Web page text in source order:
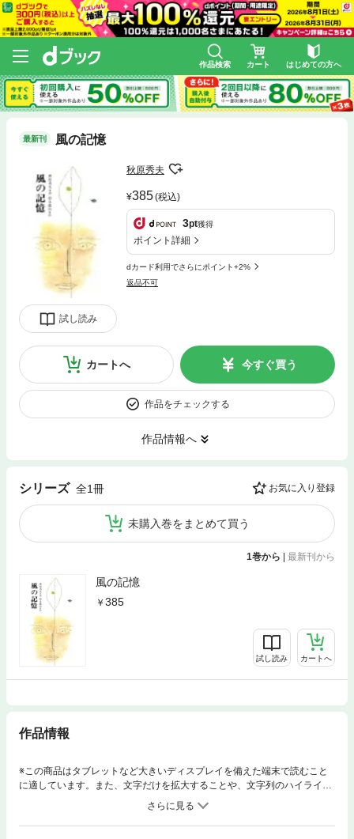
作品検索 カート はじめての方へ
最新刊 風の記憶
試し読み
秋原秀夫
385(税込)
3pt獲得
ポイント詳細
dカード利用でさらにポイント+2%
返品不可
カートへ 今すぐ買う
作品をチェックする
作品情報へ
シリーズ 全1冊 お気に入り登録
未購入巻をまとめて買う
1巻から 最新刊から
風の記憶
385
試し読み カートへ
作品情報
※この商品はタブレットなど大きいディスプレイを備えた端末で読むこと
に適しています。また、文字だけを拡大することや、文字列のハイライ
ト、検索、辞書の参照、引用などの機能が使用できません。私は戦争を知
らないみなさんに、私のささやかな戦争体験を伝えることによって、平和
のありがたさと大切さを知ってほしいと思い、この詩集を作りました。―